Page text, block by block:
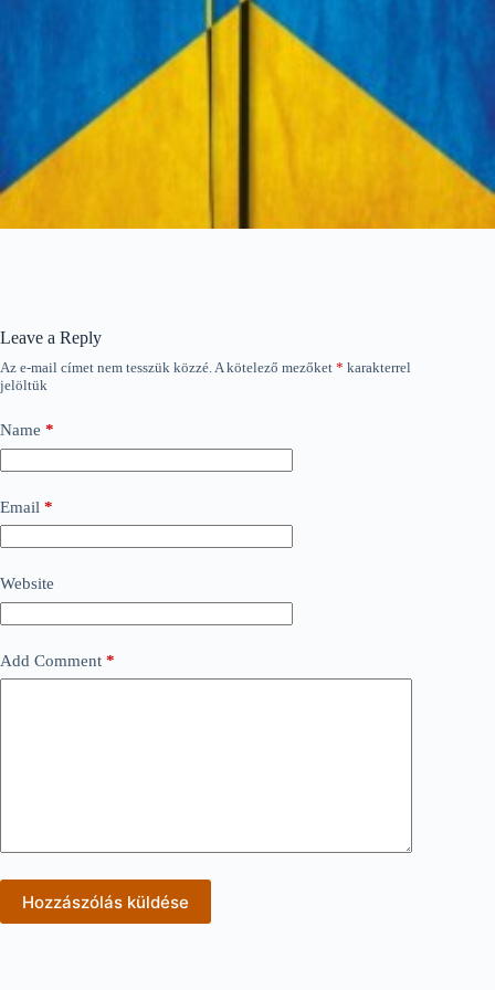
Leave a Reply
Az e-mail címet nem tesszük közzé.A kötelező mezőket * karakterrel
jelöltük
Name *
Email *
Website
Add Comment *
Hozzászólás küldése